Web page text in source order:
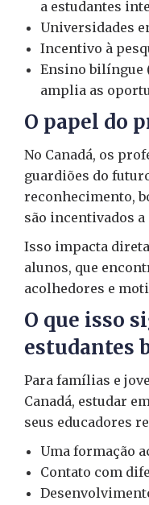
a estudantes
Universidades
Incentivo à
Ensino bilíngue
amplia as
O papel do
No Canadá, os
guardiões do
reconhecimento,
são incentivados
Isso impacta
alunos, que
acolhedores e
O que isso
estudantes
Para famílias e
Canadá, estudar
seus educadores
Uma formação
Contato com